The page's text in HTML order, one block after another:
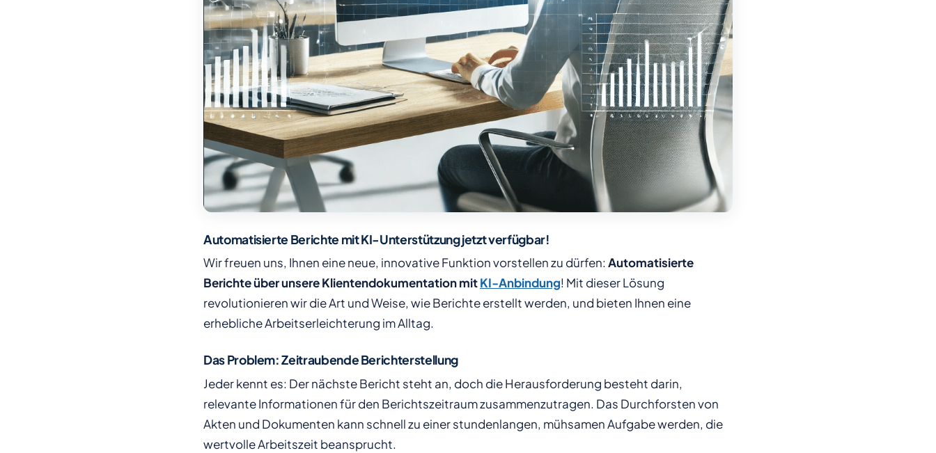
Automatisierte Berichte mit KI-Unterstützung jetzt verfügbar!
Wir freuen uns, Ihnen eine neue, innovative Funktion vorstellen zu dürfen:Automatisierte
Berichte über unsere Klientendokumentation mitKI-Anbindung! Mit dieser Lösung
revolutionieren wir die Art und Weise, wie Berichte erstellt werden, und bieten Ihnen eine
erhebliche Arbeitserleichterung im Alltag.
Das Problem: Zeitraubende Berichterstellung
Jeder kennt es: Der nächste Bericht steht an, doch die Herausforderung besteht darin,
relevante Informationen für den Berichtszeitraum zusammenzutragen. Das Durchforsten von
Akten und Dokumenten kann schnell zu einer stundenlangen, mühsamen Aufgabe werden, die
wertvolle Arbeitszeit beansprucht.